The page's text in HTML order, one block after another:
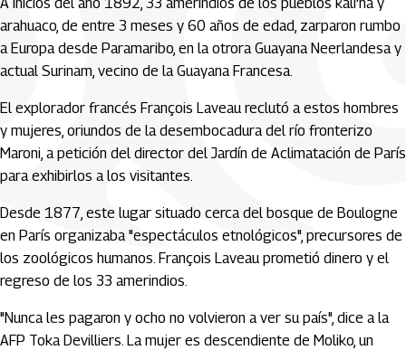
arahuaco, de entre 3 meses y 60 años de edad, zarparon rumbo
a Europa desde Paramaribo, en la otrora Guayana Neerlandesa y
actual Surinam, vecino de la Guayana Francesa.
El explorador francés François Laveau reclutó a estos hombres
y mujeres, oriundos de la desembocadura del río fronterizo
Maroni, a petición del director del Jardín de Aclimatación de París
para exhibirlos a los visitantes.
Desde 1877, este lugar situado cerca del bosque de Boulogne
en París organizaba "espectáculos etnológicos", precursores de
los zoológicos humanos. François Laveau prometió dinero y el
regreso de los 33 amerindios.
"Nunca les pagaron y ocho no volvieron a ver su país", dice a la
AFP Toka Devilliers. La mujer es descendiente de Moliko, un